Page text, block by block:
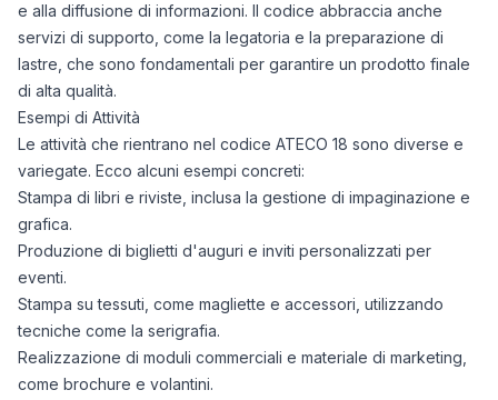
e alla diffusione di informazioni. Il codice abbraccia anche
servizi di supporto, come la legatoria e la preparazione di
lastre, che sono fondamentali per garantire un prodotto finale
di alta qualità.
Esempi di Attività
Le attività che rientrano nel codice ATECO 18 sono diverse e
variegate. Ecco alcuni esempi concreti:
Stampa di libri e riviste, inclusa la gestione di impaginazione e
grafica.
Produzione di biglietti d'auguri e inviti personalizzati per
eventi.
Stampa su tessuti, come magliette e accessori, utilizzando
tecniche come la serigrafia.
Realizzazione di moduli commerciali e materiale di marketing,
come brochure e volantini.